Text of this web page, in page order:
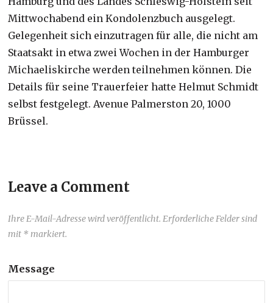
Mittwochabend ein Kondolenzbuch ausgelegt.
Gelegenheit sich einzutragen für alle, die nicht am
Staatsakt in etwa zwei Wochen in der Hamburger
Michaeliskirche werden teilnehmen können. Die
Details für seine Trauerfeier hatte Helmut Schmidt
selbst festgelegt. Avenue Palmerston 20, 1000
Brüssel.
Leave a Comment
Ihre E-Mail-Adresse wird veröffentlicht. Erforderliche Felder sind
mit * markiert.
Message